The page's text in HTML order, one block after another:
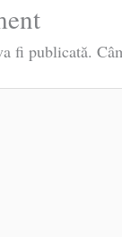
fi publicată.